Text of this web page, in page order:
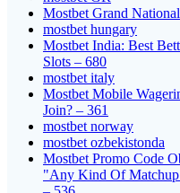
Mostbet Grand
mostbet hungary
Mostbet India: Best
Slots – 680
mostbet italy
Mostbet Mobile
Join? – 361
mostbet norway
mostbet ozbekistonda
Mostbet Promo Code
"Any Kind Of